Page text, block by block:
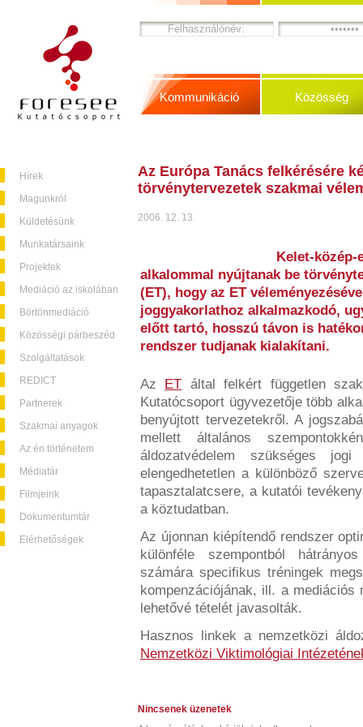
Hírek
Magunkról
Küldetésünk
Munkatársaink
Projektek
Mediáció az iskolában
Börtönmediáció
Közösségi párbeszéd
Szolgáltatások
REDICT
Partnerek
Szakmai anyagok
Az én történetem
Médiatár
Filmjeink
Dokumentumtár
Elérhetőségek
Kommunikáció Közösség
Az Európa Tanács felkérésére
törvénytervezetek szakmai
2006. 12. 13.
Kelet-közép-
alkalommal nyújtanak be
(ET), hogy az ET
joggyakorlathoz alkalmazkodó,
előtt tartó, hosszú távon is
rendszer tudjanak kialakítani.
Az ET által felkért független
Kutatócsoport ügyvezetője több
benyújtott tervezetekről. A
mellett általános
áldozatvédelem szükséges
elengedhetetlen a különböző
tapasztalatcsere, a kutatói
a köztudatban.
Az újonnan kiépítendő rendszer
különféle szempontból
számára specifikus tréningek
kompenzációjának, ill. a
lehetővé tételét javasolták.
Hasznos linkek a nemzetközi
Nemzetközi Viktimológiai
Nincsenek üzenetek